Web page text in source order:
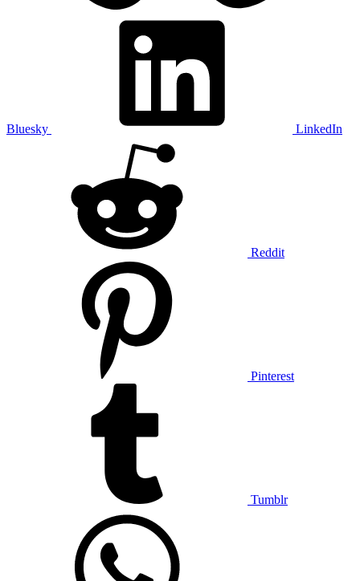
Bluesky LinkedIn
Reddit
Pinterest
Tumblr